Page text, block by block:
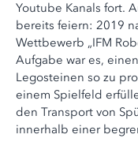
Youtube Kanals fort.
bereits feiern: 2019
Wettbewerb „IFM
Aufgabe war es,
Legosteinen so zu
einem Spielfeld
den Transport von
innerhalb einer